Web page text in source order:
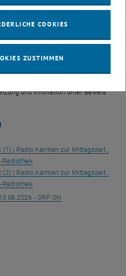
war die Vorstellung der
Länder enger miteinander zu
und Innovation unter Beweis
| Radio Kärnten zur Mittagszeit ,
Radiothek
| Radio Kärnten zur Mittagszeit ,
Radiothek
- ORF ON
COOKIES
ZUSTIMMEN